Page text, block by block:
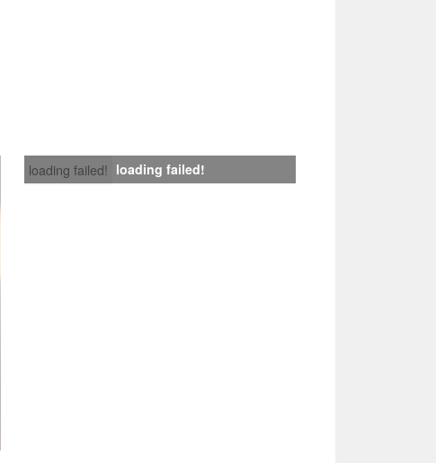
loading failed! loading failed!